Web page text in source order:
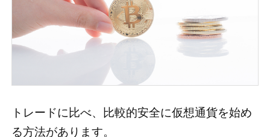
トレードに比べ、比較的安全に仮想通貨を始め
る方法があります。